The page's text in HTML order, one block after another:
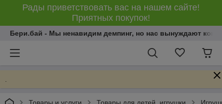
Рады приветствовать вас на нашем сайте!
Приятных покупок!
Бери.бай - Мы ненавидим демпинг, но нас вынуждают